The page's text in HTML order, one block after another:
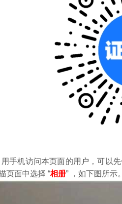
用手机访问本页面的用户，可以
页面中选择 “相册” ，如下图所示。